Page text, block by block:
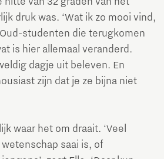
druk was. ‘Wat ik zo mooi vind,
studenten die terugkomen
is hier allemaal veranderd.
dagje uit beleven. En
zijn dat je ze bijna niet
waar het om draait. ‘Veel
saai is, of